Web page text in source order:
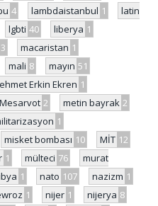
4 lambdaistanbul 1
latin
lgbti 40 liberya 1
3 macaristan 1
mali 8 mayın 51
Erkin Ekren 1
Mesarvot 2 metin bayrak 2
1
misket bombası 10 MİT 12
1 mülteci 76
murat
1 nato 107 nazizm 1
1 nijer 1 nijerya 8